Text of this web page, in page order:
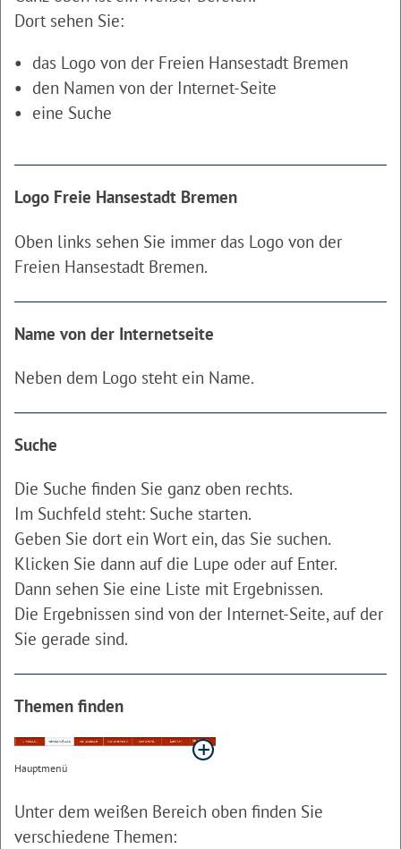
Dort sehen Sie:
das Logo von der Freien Hansestadt Bremen
den Namen von der Internet-Seite
eine Suche
Logo Freie Hansestadt Bremen
Oben links sehen Sie immer das Logo von der
Freien Hansestadt Bremen.
Name von der Internetseite
Neben dem Logo steht ein Name.
Suche
Die Suche finden Sie ganz oben rechts.
Im Suchfeld steht: Suche starten.
Geben Sie dort ein Wort ein, das Sie suchen.
Klicken Sie dann auf die Lupe oder auf Enter.
Dann sehen Sie eine Liste mit Ergebnissen.
Die Ergebnissen sind von der Internet-Seite, auf der
Sie gerade sind.
Themen finden
Hauptmenü
Unter dem weißen Bereich oben finden Sie
verschiedene Themen: